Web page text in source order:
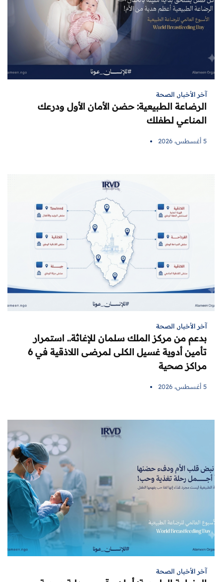
آخر الأخبار, الصحة
الرضاعة الطبيعية: حضن الأمان الأول ودرعك
المناعي لطفلك
5 أغسطس، 2026
آخر الأخبار, الصحة
بدعم من مركز الملك سلمان للإغاثة.. استمرار
تأمين أدوية غسيل الكلى لمرضى اللاذقية في 6
مراكز صحية
5 أغسطس، 2026
آخر الأخبار, الصحة